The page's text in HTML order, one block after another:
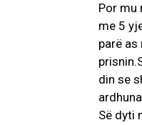
Por mu
me 5
parë as
din se
Së dyti